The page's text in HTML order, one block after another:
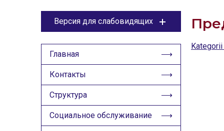
Версия для слабовидящих
ЦВЕТОВАЯ СХЕМА
Aa Aa Aa
Aa
Главная
Контакты
Структура
Социальное обслуживание